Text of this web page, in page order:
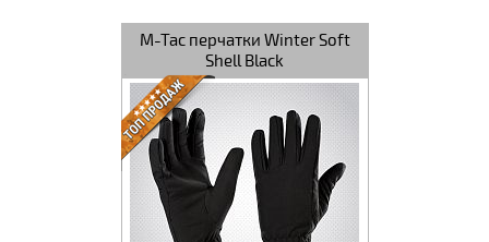
M-Tac перчатки Winter Soft
Shell Black